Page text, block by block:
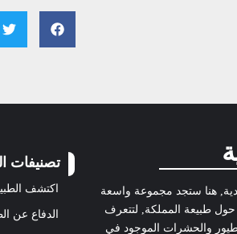
هنا ستجد مجموعة واسعة
حول طبيعة المملكة, لتتعرف
والحشرات الموجود في
تصنيفات
اكتشف
الدفاع عن